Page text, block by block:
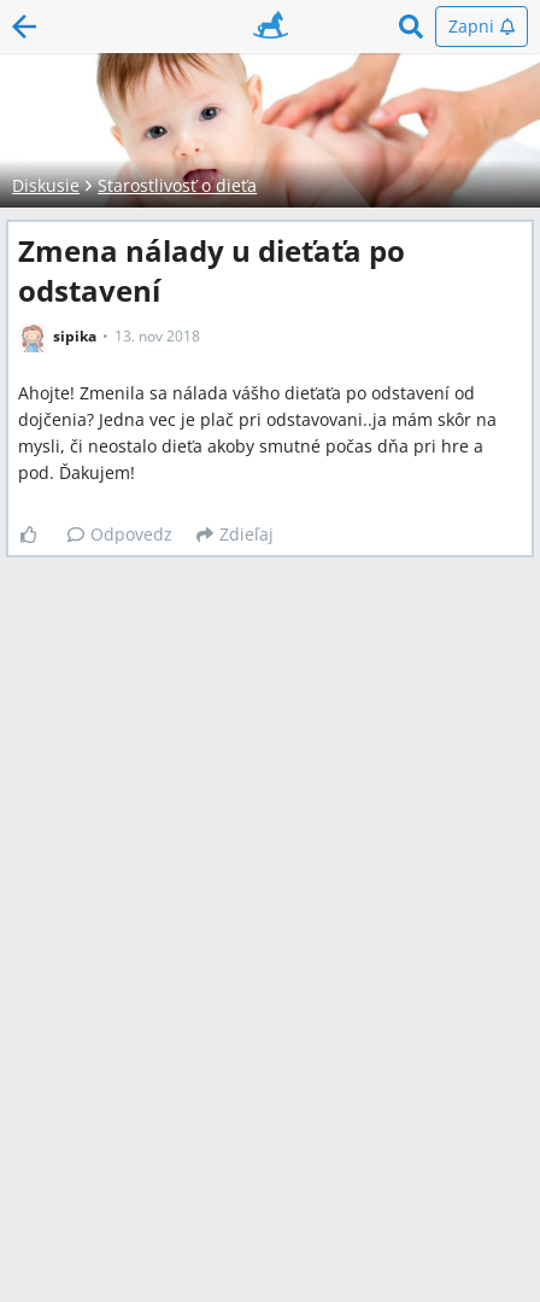
Zapni
Diskusie Starostlivosť o dieťa
Zmena nálady u dieťaťa po
odstavení
sipika 13. nov 2018
Ahojte! Zmenila sa nálada vášho dieťaťa po odstavení od
dojčenia? Jedna vec je plač pri odstavovani..ja mám skôr na
mysli, či neostalo dieťa akoby smutné počas dňa pri hre a
pod. Ďakujem!
Odpovedz Zdieľaj